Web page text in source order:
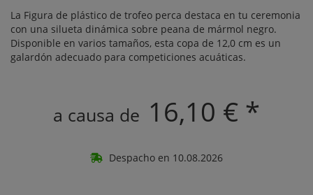
La Figura de plástico de trofeo perca destaca en tu ceremonia
con una silueta dinámica sobre peana de mármol negro.
Disponible en varios tamaños, esta copa de 12,0 cm es un
galardón adecuado para competiciones acuáticas.
a causa de 16,10 € *
Despacho en 10.08.2026